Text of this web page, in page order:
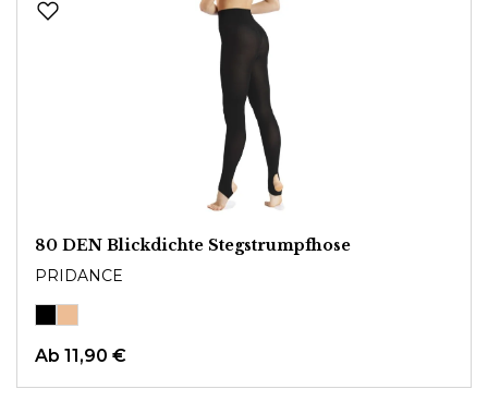
80 DEN Blickdichte Stegstrumpfhose
PRIDANCE
Ab 11,90 €